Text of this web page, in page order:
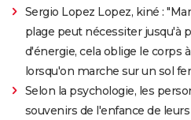
Sergio Lopez Lopez, kiné :
plage peut nécessiter jusqu'à
d'énergie, cela oblige le corps
lorsqu'on marche sur un sol
Selon la psychologie, les
souvenirs de l'enfance de